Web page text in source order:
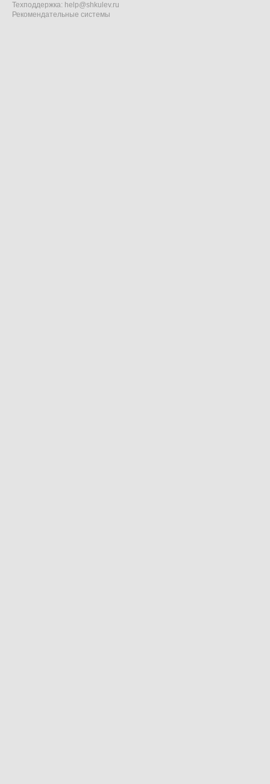
Техподдержка: help@shkulev.ru
Рекомендательные системы